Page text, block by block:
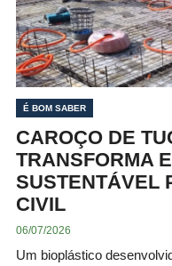
É BOM SABER
CAROÇO DE
TRANSFORMA
SUSTENTÁVEL
CIVIL
06/07/2026
Um bioplástico